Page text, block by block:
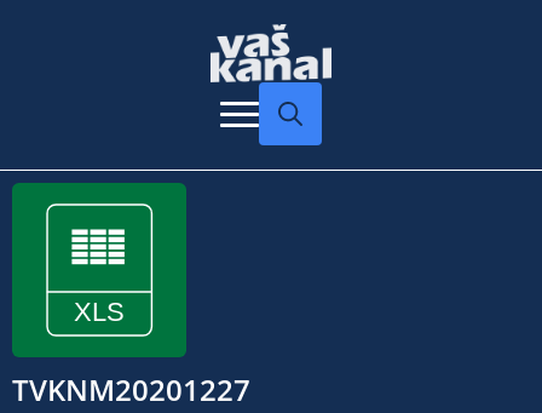
TVKNM20201227